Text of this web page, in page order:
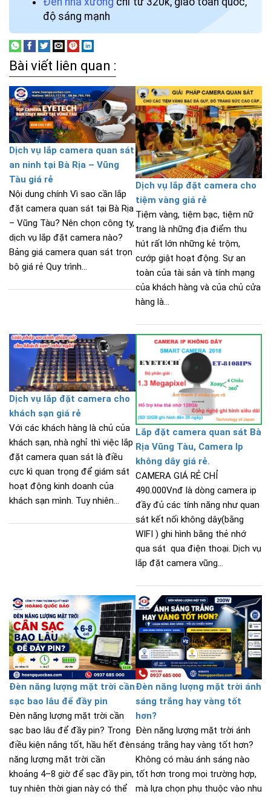
độ sáng mạnh
Bài viết liên quan :
Dịch vụ lắp camera quan sát
an ninh tại Bà Rịa – Vũng
Tàu giá rẻ
Nội dung chính Vì sao cần lắp
đặt camera quan sát tại Bà Rịa
– Vũng Tàu? Nên chọn công ty,
dịch vụ lắp đặt camera nào?
Bảng giá camera quan sát trọn
bộ giá rẻ Quy trình...
Dịch vụ lắp đặt camera cho
tiệm vàng giá rẻ
Tiệm vàng, tiệm bạc, tiệm nữ
trang là những địa điểm thu
hút rất lớn những kẻ trộm,
cướp giật hoạt động. Sự an
toàn của tài sản và tính mạng
của khách hàng và của chủ cửa
hàng là...
Dịch vụ lắp đặt camera cho
khách sạn giá rẻ
Với các khách hàng là chủ của
khách sạn, nhà nghỉ thì việc lắp
đặt camera quan sát là điều
cực kì quan trọng để giám sát
hoạt động kinh doanh của
khách sạn mình. Tuy nhiên...
Lắp đặt camera quan sát Bà
Rịa Vũng Tàu, Camera Ip
không dây giá rẻ.
CAMERA GIÁ RẺ CHỈ
490.000Vnđ là dòng camera ip
đầy đủ các tính năng như quan
sát kết nối không dây(bằng
WIFI ) ghi hình bằng thẻ nhớ
qua sát qua điện thoại. Dịch vụ
lắp đặt camera vũng...
Đèn năng lượng mặt trời cần
sạc bao lâu để đầy pin
Đèn năng lượng mặt trời cần
sạc bao lâu để đầy pin? Trong
điều kiện nắng tốt, hầu hết đèn
năng lượng mặt trời cần
khoảng 4–8 giờ để sạc đầy pin,
tuy nhiên thời gian này có thể
Đèn năng lượng mặt trời ánh
sáng trắng hay vàng tốt
hơn?
Đèn năng lượng mặt trời ánh
sáng trắng hay vàng tốt hơn?
Không có màu ánh sáng nào
tốt hơn trong mọi trường hợp,
mà lựa chọn phụ thuộc vào nhu